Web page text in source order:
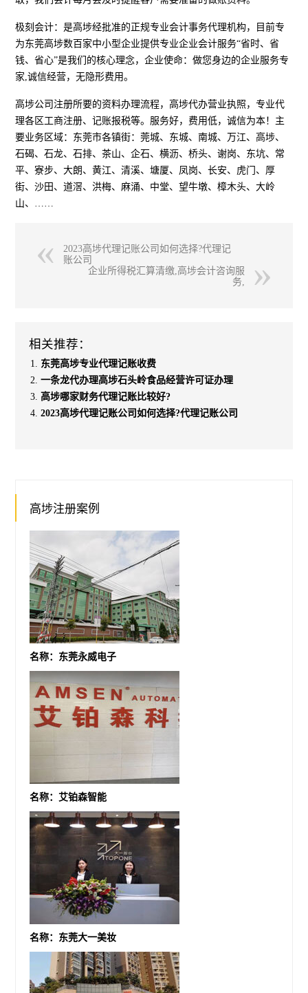
极刻会计：是高埗经批准的正规专业会计事务代理机构，目前专
为东莞高埗数百家中小型企业提供专业企业会计服务“省时、省
钱、省心”是我们的核心理念，企业使命：做您身边的企业服务专
家,诚信经营，无隐形费用。
高埗公司注册所要的资料办理流程，高埗代办营业执照，专业代
理各区工商注册、记账报税等。服务好，费用低，诚信为本！主
要业务区域：东莞市各镇街：莞城、东城、南城、万江、高埗、
石碣、石龙、石排、茶山、企石、横沥、桥头、谢岗、东坑、常
平、寮步、大朗、黄江、清溪、塘厦、凤岗、长安、虎门、厚
街、沙田、道滘、洪梅、麻涌、中堂、望牛墩、樟木头、大岭
山、……
2023高埗代理记账公司如何选择?代理记
账公司
企业所得税汇算清缴,高埗会计咨询服
务,
相关推荐：
东莞高埗专业代理记账收费
一条龙代办理高埗石头岭食品经营许可证办理
高埗哪家财务代理记账比较好?
2023高埗代理记账公司如何选择?代理记账公司
高埗注册案例
名称：东莞永威电子
名称：艾铂森智能
名称：东莞大一美妆